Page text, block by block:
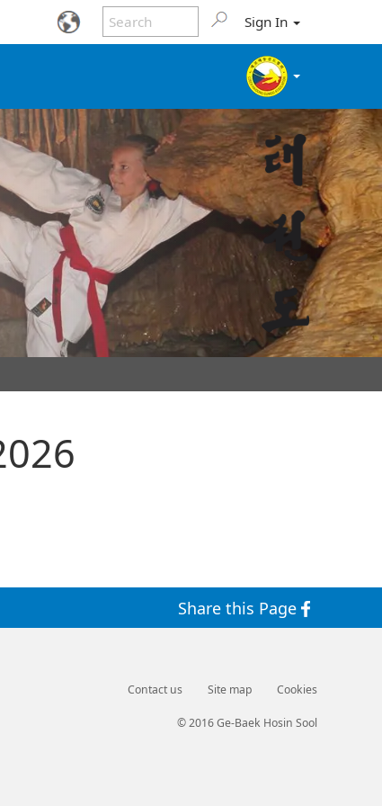
Sign In
Share this Page
Contact us Site map Cookies
© 2016 Ge-Baek Hosin Sool